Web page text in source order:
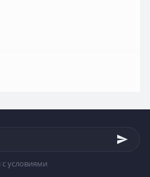
условиями